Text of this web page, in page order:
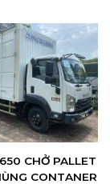
CHỞ PALLET
CONTANER